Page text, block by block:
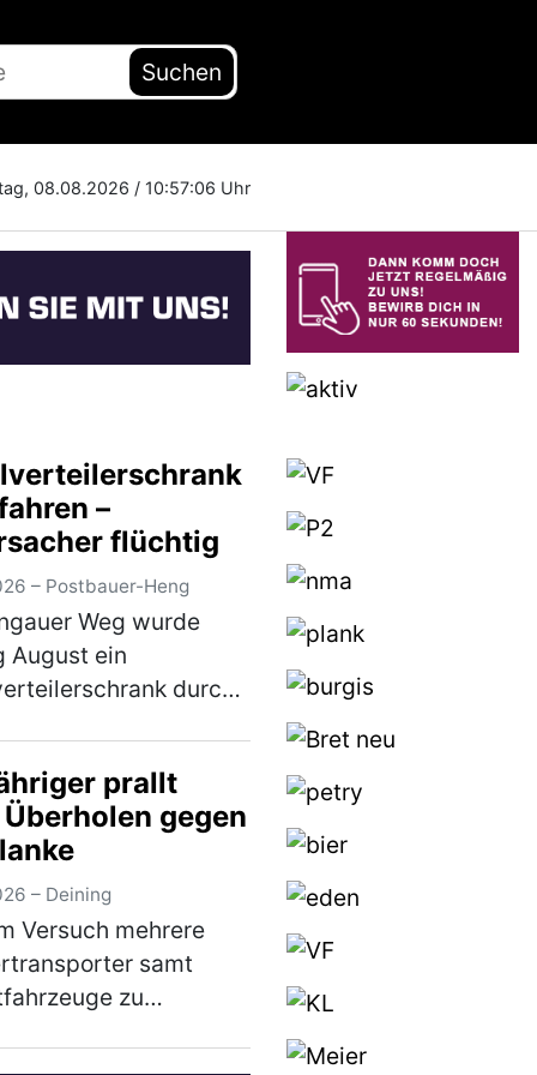
Suchen
08.08.2026 / 10:57:07 Uhr
–
flüchtig
– Postbauer-Heng
Weg wurde
August ein
durch
sich unerlaubt von
ohne sich um
(mehr)
prallt
gegen
– Deining
Versuch mehrere
samt
zu